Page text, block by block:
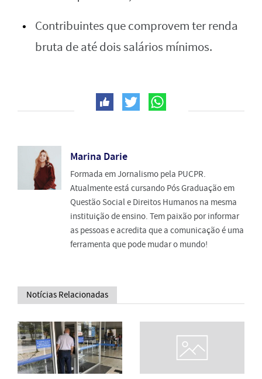
Contribuintes que comprovem ter renda
bruta de até dois salários mínimos.
Marina Darie
Formada em Jornalismo pela PUCPR.
Atualmente está cursando Pós Graduação em
Questão Social e Direitos Humanos na mesma
instituição de ensino. Tem paixão por informar
as pessoas e acredita que a comunicação é uma
ferramenta que pode mudar o mundo!
Notícias Relacionadas